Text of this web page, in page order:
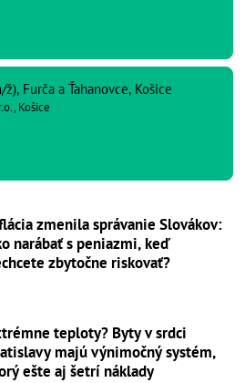
Furča a Ťahanovce, Košice
Košice
zmenila správanie Slovákov:
narábať s peniazmi, keď
zbytočne riskovať?
teploty? Byty v srdci
majú výnimočný systém,
ešte aj šetrí náklady